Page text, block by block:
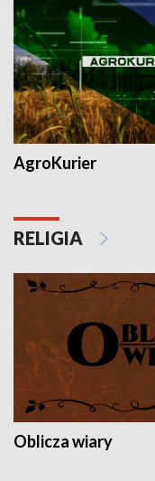
AgroKurier
RELIGIA
Oblicza wiary